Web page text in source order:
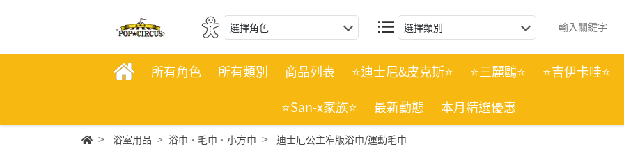
選擇角色 選擇類別
所有角色 所有類別 商品列表 ⭐迪士尼&皮克斯⭐ ⭐三麗鷗⭐
⭐吉伊卡哇⭐
⭐San-x家族⭐
最新動態 本月精選優惠
浴室用品 浴巾‧毛巾‧小方巾 迪士尼公主窄版浴巾/運動毛巾